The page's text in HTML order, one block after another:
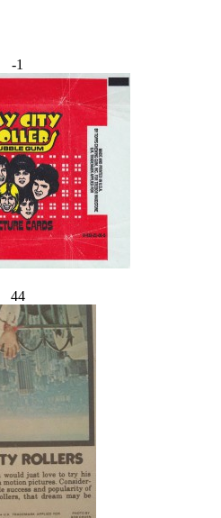
-1
44